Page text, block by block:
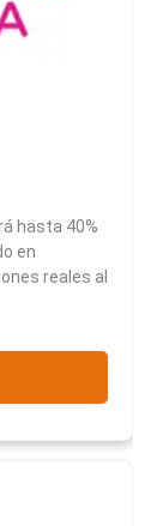
hasta 40%
en
reales al